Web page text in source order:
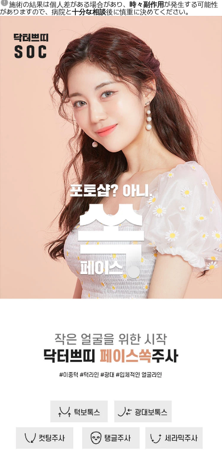
施術の結果は個人差がある場合があり、 時々副作用が発生する可能性
がありますので、病院と十分な相談後に慎重に決めてください。